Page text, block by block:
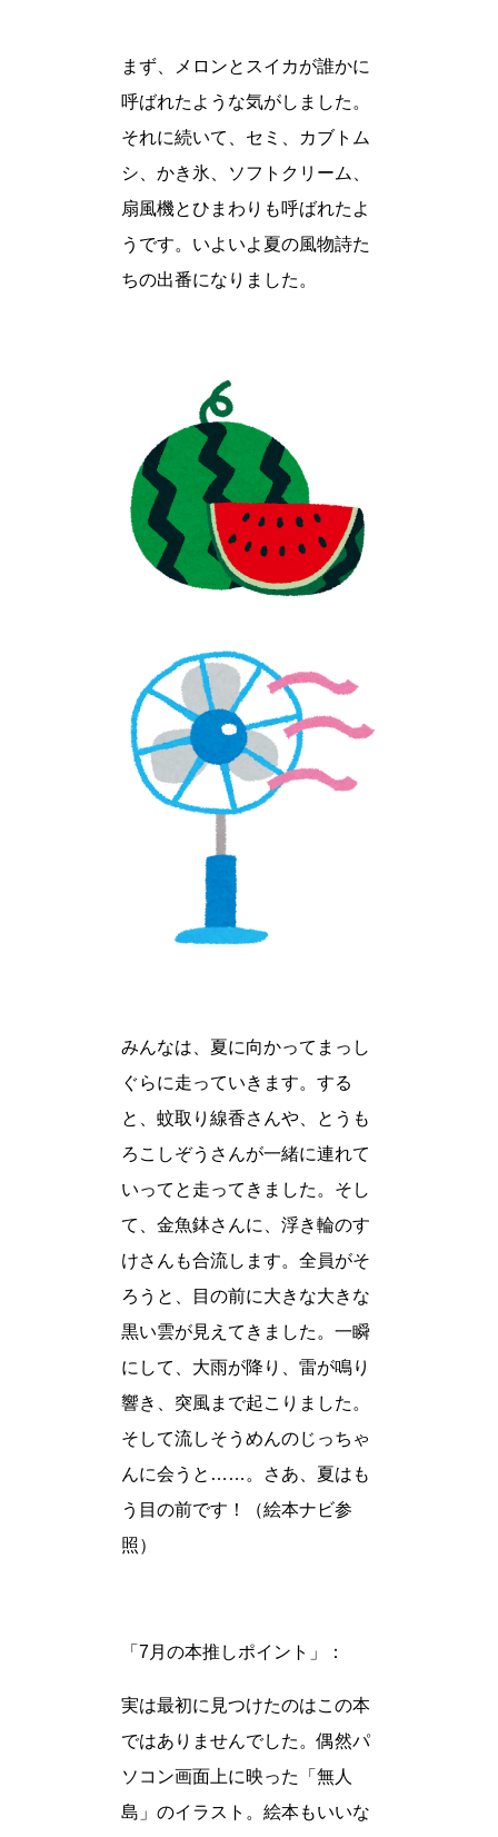
まず、メロンとスイカが誰かに
呼ばれたような気がしました。
それに続いて、セミ、カブトム
シ、かき氷、ソフトクリーム、
扇風機とひまわりも呼ばれたよ
うです。いよいよ夏の風物詩た
ちの出番になりました。
みんなは、夏に向かってまっし
ぐらに走っていきます。する
と、蚊取り線香さんや、とうも
ろこしぞうさんが一緒に連れて
いってと走ってきました。そし
て、金魚鉢さんに、浮き輪のす
けさんも合流します。全員がそ
ろうと、目の前に大きな大きな
黒い雲が見えてきました。一瞬
にして、大雨が降り、雷が鳴り
響き、突風まで起こりました。
そして流しそうめんのじっちゃ
んに会うと……。さあ、夏はも
う目の前です！（絵本ナビ参
照）
「7月の本推しポイント」：
実は最初に見つけたのはこの本
ではありませんでした。偶然パ
ソコン画面上に映った「無人
島」のイラスト。絵本もいいな